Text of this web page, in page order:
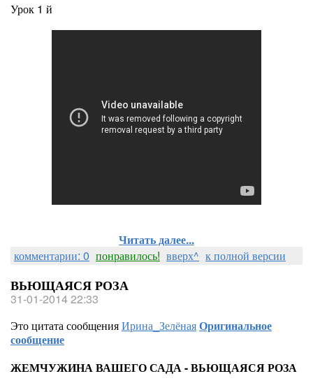
Урок 1 й
Читать далее...
комментарии: 0 понравилось! вверх^ к полной версии
ВЬЮЩАЯСЯ РОЗА
31-01-2014 22:33
Это цитата сообщенияИрина_ЗелёнаяОригинальное
сообщение
ЖЕМЧУЖИНА ВАШЕГО САДА - ВЬЮЩАЯСЯ РОЗА